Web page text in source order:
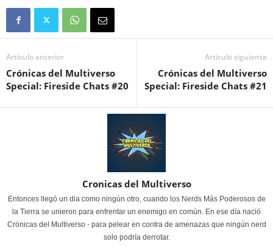
Artículo anterior
Crónicas del Multiverso
Special: Fireside Chats #20
Artículo siguiente
Crónicas del Multiverso
Special: Fireside Chats #21
Cronicas del Multiverso
Entonces llegó un dia como ningún otro, cuando los Nerds Más Poderosos de
la Tierra se unieron para enfrentar un enemigo en común. En ese día nació
Crónicas del Multiverso - para pelear en contra de amenazas que ningún nerd
solo podría derrotar.